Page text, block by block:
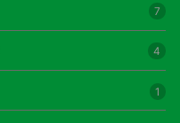
7
4
1